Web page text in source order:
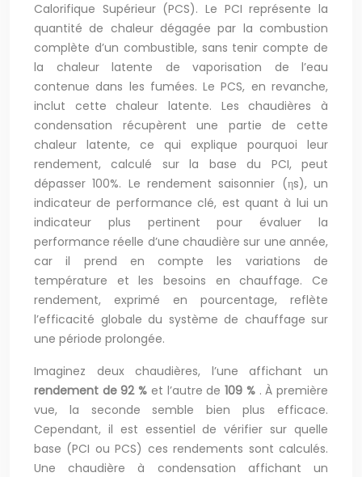
Calorifique Supérieur (PCS). Le PCI représente la
quantité de chaleur dégagée par la combustion
complète d’un combustible, sans tenir compte de
la chaleur latente de vaporisation de l’eau
contenue dans les fumées. Le PCS, en revanche,
inclut cette chaleur latente. Les chaudières à
condensation récupèrent une partie de cette
chaleur latente, ce qui explique pourquoi leur
rendement, calculé sur la base du PCI, peut
dépasser 100%. Le rendement saisonnier (ηs), un
indicateur de performance clé, est quant à lui un
indicateur plus pertinent pour évaluer la
performance réelle d’une chaudière sur une année,
car il prend en compte les variations de
température et les besoins en chauffage. Ce
rendement, exprimé en pourcentage, reflète
l’efficacité globale du système de chauffage sur
une période prolongée.
Imaginez deux chaudières, l’une affichant un
rendement de 92 % et l’autre de109 % . À première
vue, la seconde semble bien plus efficace.
Cependant, il est essentiel de vérifier sur quelle
base (PCI ou PCS) ces rendements sont calculés.
Une chaudière à condensation affichant un